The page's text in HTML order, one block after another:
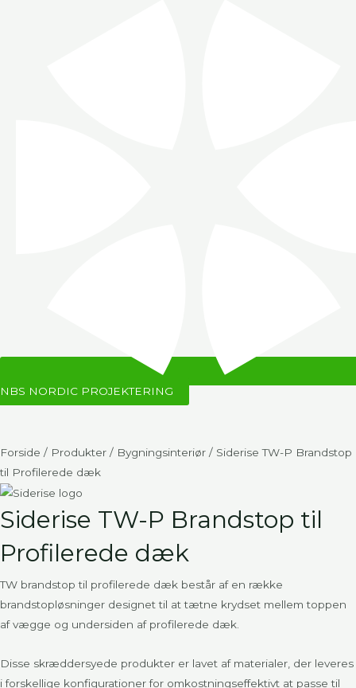
NBS NORDIC PROJEKTERING
Forside / Produkter / Bygningsinteriør / Siderise TW-P Brandstop
til Profilerede dæk
Siderise TW-P Brandstop til
Profilerede dæk
TW brandstop til profilerede dæk består af en række
brandstopløsninger designet til at tætne krydset mellem toppen
af vægge og undersiden af profilerede dæk.
Disse skræddersyede produkter er lavet af materialer, der leveres
i forskellige konfigurationer for omkostningseffektivt at passe til